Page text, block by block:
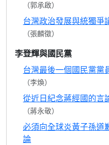
（郭承啟）
台灣政治發展與統獨爭
（張麟徵）
李登輝與國民黨
台灣最後一個國民黨黨
（李煥）
從近日紀念蔣經國的言
（蔣永敬）
必須向全球炎黃子孫道
論